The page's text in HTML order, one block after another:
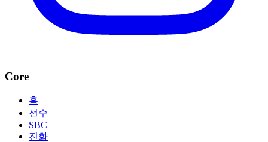
Core
홈
선수
SBC
진화